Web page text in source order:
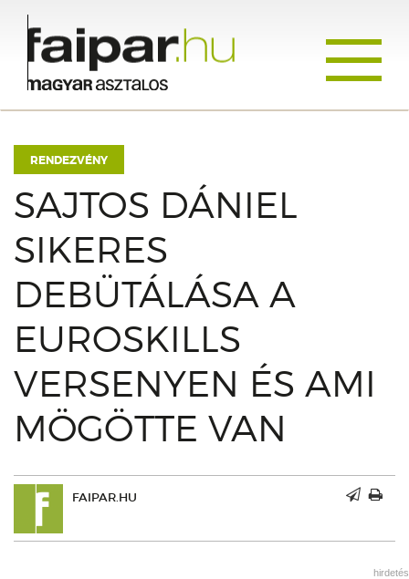
RENDEZVÉNY
SAJTOS DÁNIEL
SIKERES
DEBÜTÁLÁSA A
EUROSKILLS
VERSENYEN ÉS AMI
MÖGÖTTE VAN
FAIPAR.HU
hirdetés